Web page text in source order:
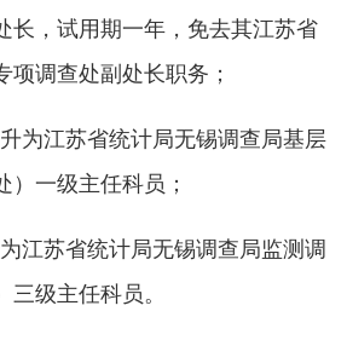
长，试用期一年，免去其江苏省
项调查处副处长职务；
为江苏省统计局无锡调查局基层
）一级主任科员；
江苏省统计局无锡调查局监测调
三级主任科员。